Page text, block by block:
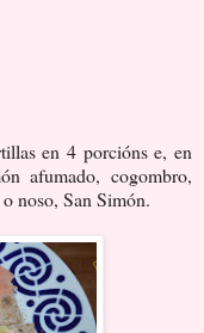
en 4 porcións e, en
afumado, cogombro,
noso, San Simón.